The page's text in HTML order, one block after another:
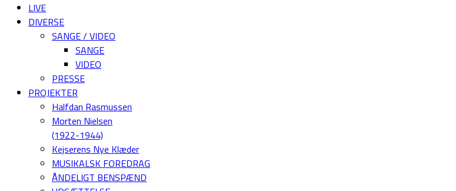
LIVE
DIVERSE
SANGE / VIDEO
SANGE
VIDEO
PRESSE
PROJEKTER
Halfdan Rasmussen
Morten Nielsen
(1922-1944)
Kejserens Nye Klæder
MUSIKALSK FOREDRAG
ÅNDELIGT BENSPÆND